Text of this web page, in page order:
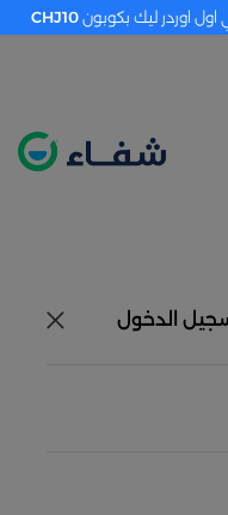
الدخول
CHJ10